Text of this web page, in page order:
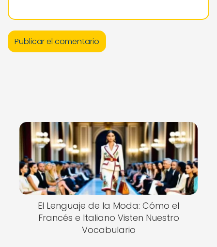
El Lenguaje de la Moda: Cómo el
Francés e Italiano Visten Nuestro
Vocabulario